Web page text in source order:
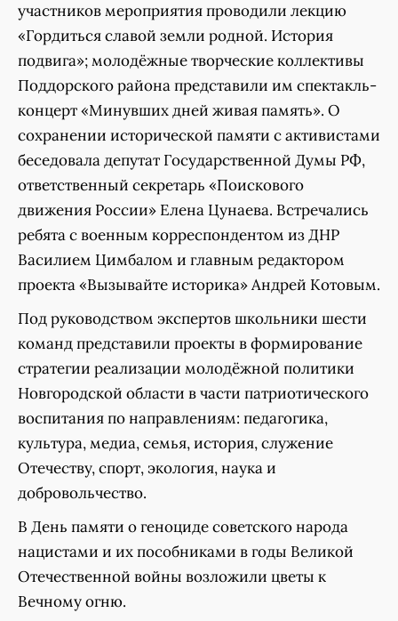
участников мероприятия проводили лекцию
«Гордиться славой земли родной. История
подвига»; молодёжные творческие коллективы
Поддорского района представили им спектакль-
концерт «Минувших дней живая память». О
сохранении исторической памяти с активистами
беседовала депутат Государственной Думы РФ,
ответственный секретарь «Поискового
движения России» Елена Цунаева. Встречались
ребята с военным корреспондентом из ДНР
Василием Цимбалом и главным редактором
проекта «Вызывайте историка» Андрей Котовым.
Под руководством экспертов школьники шести
команд представили проекты в формирование
стратегии реализации молодёжной политики
Новгородской области в части патриотического
воспитания по направлениям: педагогика,
культура, медиа, семья, история, служение
Отечеству, спорт, экология, наука и
добровольчество.
В День памяти о геноциде советского народа
нацистами и их пособниками в годы Великой
Отечественной войны возложили цветы к
Вечному огню.